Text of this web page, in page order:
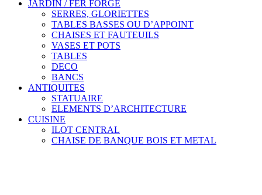
JARDIN / FER FORGE
SERRES, GLORIETTES
TABLES BASSES OU D’APPOINT
CHAISES ET FAUTEUILS
VASES ET POTS
TABLES
DECO
BANCS
ANTIQUITES
STATUAIRE
ELEMENTS D’ARCHITECTURE
CUISINE
ILOT CENTRAL
CHAISE DE BANQUE BOIS ET METAL